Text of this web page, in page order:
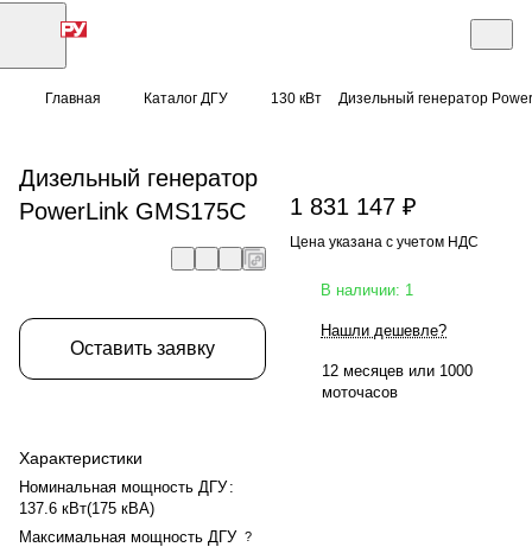
Главная Каталог ДГУ 130 кВт Дизельный генератор
Дизельный генератор
PowerLink GMS175C
Оставить заявку
Характеристики
Номинальная мощность ДГУ :
137.6 кВт(175 кВА)
Максимальная мощность ДГУ ?
1 831 147 ₽
Цена указана с учетом НДС
В наличии: 1
Нашли дешевле?
12 месяцев или 1000
моточасов